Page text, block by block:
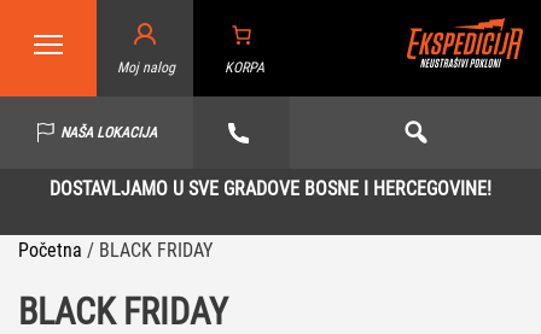
Moj nalog KORPA
NAŠA LOKACIJA
DOSTAVLJAMO U SVE GRADOVE BOSNE I HERCEGOVINE!
Početna / BLACK FRIDAY
BLACK FRIDAY